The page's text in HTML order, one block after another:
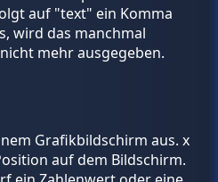
auf "text" ein Komma
wird das manchmal
mehr ausgegeben.
Grafikbildschirm aus. x
auf dem Bildschirm.